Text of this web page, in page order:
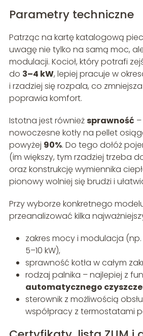
Parametry techniczne
Patrząc na kartę katalogową
uwagę nie tylko na samą moc,
modulacji. Kocioł, który potrafi
do 3–4 kW, lepiej pracuje w
i rzadziej się rozpala, co
poprawia komfort.
Istotna jest równieżsprawność
nowoczesne kotły na pellet
powyżej 90%. Do tego dołóż
(im większy, tym rzadziej trzeba
oraz konstrukcję wymiennika
pionowy wolniej się brudzi i
Przy wyborze konkretnego
przeanalizować kilka
zakres mocy i modulacja (np.
5–10 kW),
sprawność kotła w całym
rodzaj palnika – najlepiej z
automatycznego
sterownik z możliwością
współpracy z termostatami